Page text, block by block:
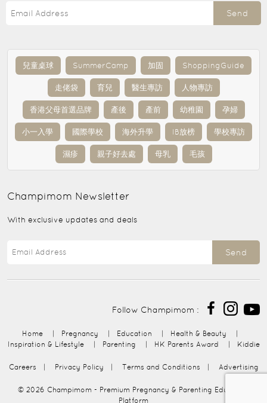
Send
兒童桌球 SummerCamp 加固 ShoppingGuide
走佬袋 育兒 醫生專訪 人物專訪
香港父母首選品牌 產後 產前 幼稚園 孕婦
小一入學 國際學校 海外升學 IB放榜 學校專訪
濕疹 親子好去處 母乳 毛孩
Champimom Newsletter
With exclusive updates and deals
Send
Follow Champimom :
Home | Pregnancy | Education | Health & Beauty
|
Inspiration & Lifestyle
| Parenting | HK Parents Award | Kiddie
Careers | Privacy Policy | Terms and Conditions | Advertising
© 2026 Champimom - Premium Pregnancy & Parenting Education
Platform